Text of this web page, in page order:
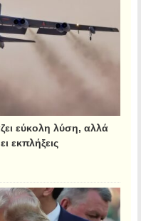
εύκολη λύση, αλλά
εκπλήξεις